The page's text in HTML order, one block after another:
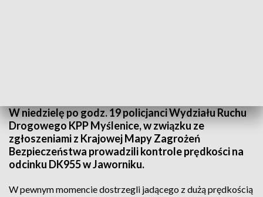
W niedzielę po godz. 19 policjanci Wydziału Ruchu
Drogowego KPP Myślenice, w związku ze
zgłoszeniami z Krajowej Mapy Zagrożeń
Bezpieczeństwa prowadzili kontrole prędkości na
odcinku DK955 w Jaworniku.
W pewnym momencie dostrzegli jadącego z dużą prędkością